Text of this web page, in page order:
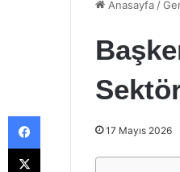
Anasayfa /
17 Mayıs 2026
Facebook
X